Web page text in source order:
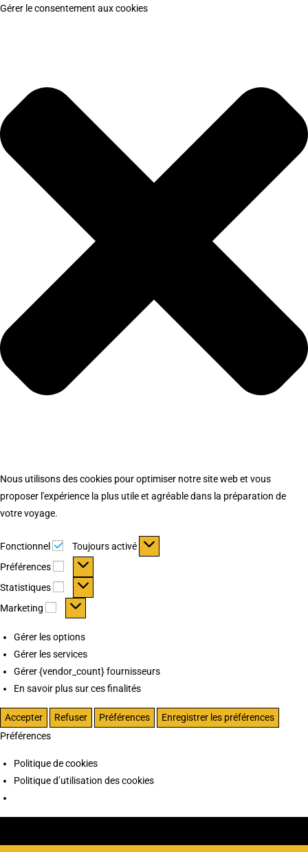
Gérer le consentement aux cookies
Nous utilisons des cookies pour optimiser notre site web et vous
proposer l'expérience la plus utile et agréable dans la préparation de
votre voyage.
Fonctionnel Fonctionnel
Toujours activé
Préférences
Préférences
Statistiques Statistiques
Marketing Marketing
Gérer les options
Gérer les services
Gérer {vendor_count} fournisseurs
En savoir plus sur ces finalités
Accepter Refuser Préférences
Enregistrer les préférences
Préférences
Politique de cookies
Politique d’utilisation des cookies